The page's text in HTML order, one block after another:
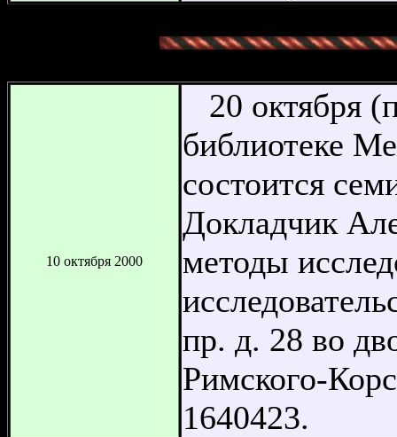
10 октября 2000
20 октября
библиотеке
состоится
Докладчик
методы
пр. д. 28 во
Римского-
1640423.